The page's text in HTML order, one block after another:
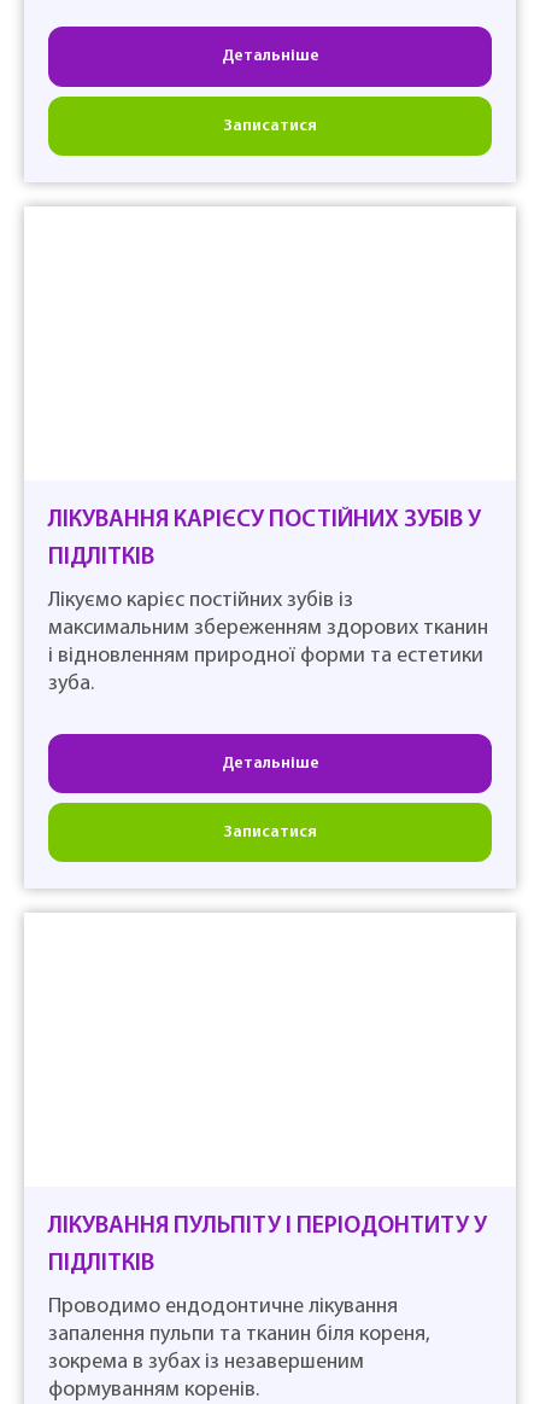
Детальніше
Записатися
ЛІКУВАННЯ КАРІЄСУ ПОСТІЙНИХ ЗУБІВ У
ПІДЛІТКІВ
Лікуємо карієс постійних зубів із
максимальним збереженням здорових тканин
і відновленням природної форми та естетики
зуба.
Детальніше
Записатися
ЛІКУВАННЯ ПУЛЬПІТУ І ПЕРІОДОНТИТУ У
ПІДЛІТКІВ
Проводимо ендодонтичне лікування
запалення пульпи та тканин біля кореня,
зокрема в зубах із незавершеним
формуванням коренів.